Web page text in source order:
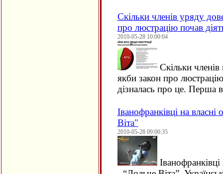
Скільки членів уряду
про люстрацію почав
2010-05-28 10:00:04
Скільки членів
якби закон про
дізналась про це. Перша
Іванофранківці на
Віта"
2010-05-28 09:00:35
Іванофранківці